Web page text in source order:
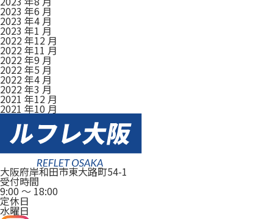
2023 年6 月
2023 年4 月
2023 年1 月
2022 年12 月
2022 年11 月
2022 年9 月
2022 年5 月
2022 年4 月
2022 年3 月
2021 年12 月
2021 年10 月
大阪府岸和田市東大路町54-1
受付時間
9:00 ～18:00
定休日
水曜日